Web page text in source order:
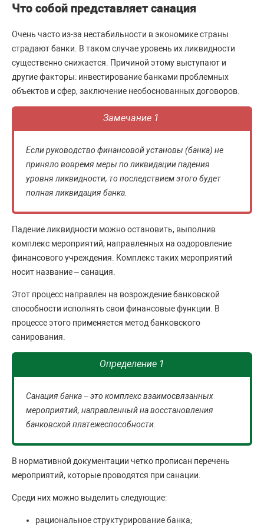
Что собой представляет санация
Очень часто из-за нестабильности в экономике страны
страдают банки. В таком случае уровень их ликвидности
существенно снижается. Причиной этому выступают и
другие факторы: инвестирование банками проблемных
объектов и сфер, заключение необоснованных договоров.
Замечание 1
Если руководство финансовой установы (банка) не
приняло вовремя меры по ликвидации падения
уровня ликвидности, то последствием этого будет
полная ликвидация банка.
Падение ликвидности можно остановить, выполнив
комплекс мероприятий, направленных на оздоровление
финансового учреждения. Комплекс таких мероприятий
носит название – санация.
Этот процесс направлен на возрождение банковской
способности исполнять свои финансовые функции. В
процессе этого применяется метод банковского
санирования.
Определение 1
Санация банка – это комплекс взаимосвязанных
мероприятий, направленный на восстановления
банковской платежеспособности.
В нормативной документации четко прописан перечень
мероприятий, которые проводятся при санации.
Среди них можно выделить следующие:
рациональное структурирование банка;